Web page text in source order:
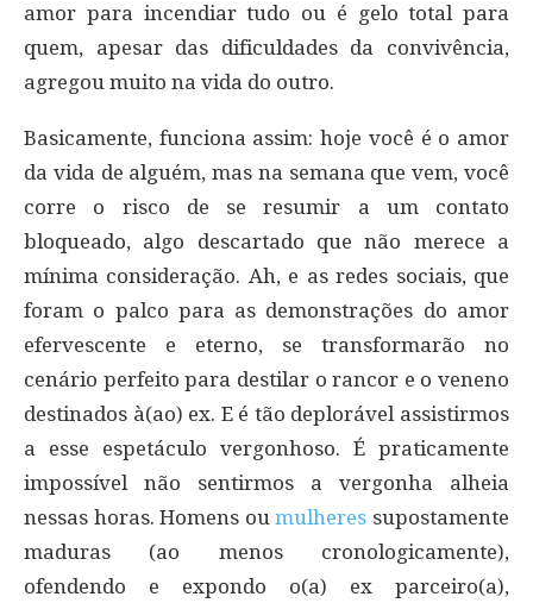
amor para incendiar tudo ou é gelo total para
quem, apesar das dificuldades da convivência,
agregou muito na vida do outro.
Basicamente, funciona assim: hoje você é o amor
da vida de alguém, mas na semana que vem, você
corre o risco de se resumir a um contato
bloqueado, algo descartado que não merece a
mínima consideração. Ah, e as redes sociais, que
foram o palco para as demonstrações do amor
efervescente e eterno, se transformarão no
cenário perfeito para destilar o rancor e o veneno
destinados à(ao) ex. E é tão deplorável assistirmos
a esse espetáculo vergonhoso. É praticamente
impossível não sentirmos a vergonha alheia
nessas horas. Homens oumulheres supostamente
maduras (ao menos cronologicamente),
ofendendo e expondo o(a) ex parceiro(a),